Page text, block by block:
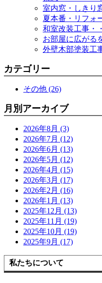
室内窓・しきり
夏本番・リフォ
和室改装工事・
お部屋に広がる
外壁木部塗装工
カテゴリー
その他 (26)
月別アーカイブ
2026年8月 (3)
2026年7月 (12)
2026年6月 (13)
2026年5月 (12)
2026年4月 (15)
2026年3月 (17)
2026年2月 (16)
2026年1月 (13)
2025年12月 (13)
2025年11月 (19)
2025年10月 (19)
2025年9月 (17)
私たちについて